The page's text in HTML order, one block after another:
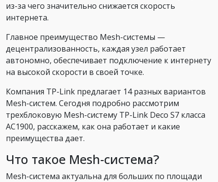
из-за чего значительно снижается скорость
интернета.
Главное преимущество Mesh-системы —
децентрализованность, каждая узел работает
автономно, обеспечивает подключение к интернету
на высокой скорости в своей точке.
Компания TP-Link предлагает 14 разных вариантов
Mesh-систем. Сегодня подробно рассмотрим
трехблоковую Mesh-систему TP-Link Deco S7 класса
AC1900, расскажем, как она работает и какие
преимущества дает.
Что такое Mesh-система?
Mesh-система актуальна для больших по площади